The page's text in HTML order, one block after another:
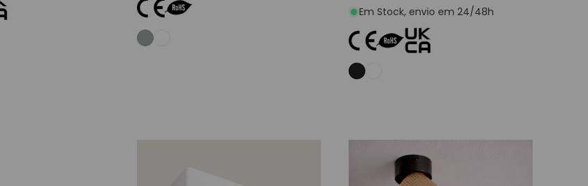
Em Stock, envio em 24/48h